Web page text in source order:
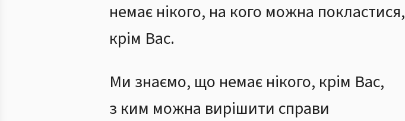
немає нікого, на кого можна покластися,
крім Вас.
Ми знаємо, що немає нікого, крім Вас,
з ким можна вирішити справи